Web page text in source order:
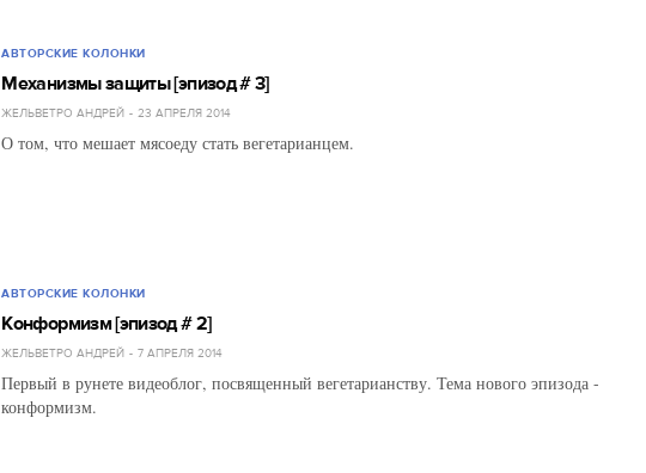
АВТОРСКИЕ КОЛОНКИ
Механизмы защиты [эпизод # 3]
ЖЕЛЬВЕТРО АНДРЕЙ 23 АПРЕЛЯ 2014
О том, что мешает мясоеду стать вегетарианцем.
АВТОРСКИЕ КОЛОНКИ
Конформизм [эпизод # 2]
ЖЕЛЬВЕТРО АНДРЕЙ 7 АПРЕЛЯ 2014
Первый в рунете видеоблог, посвященный вегетарианству. Тема нового эпизода -
конформизм.